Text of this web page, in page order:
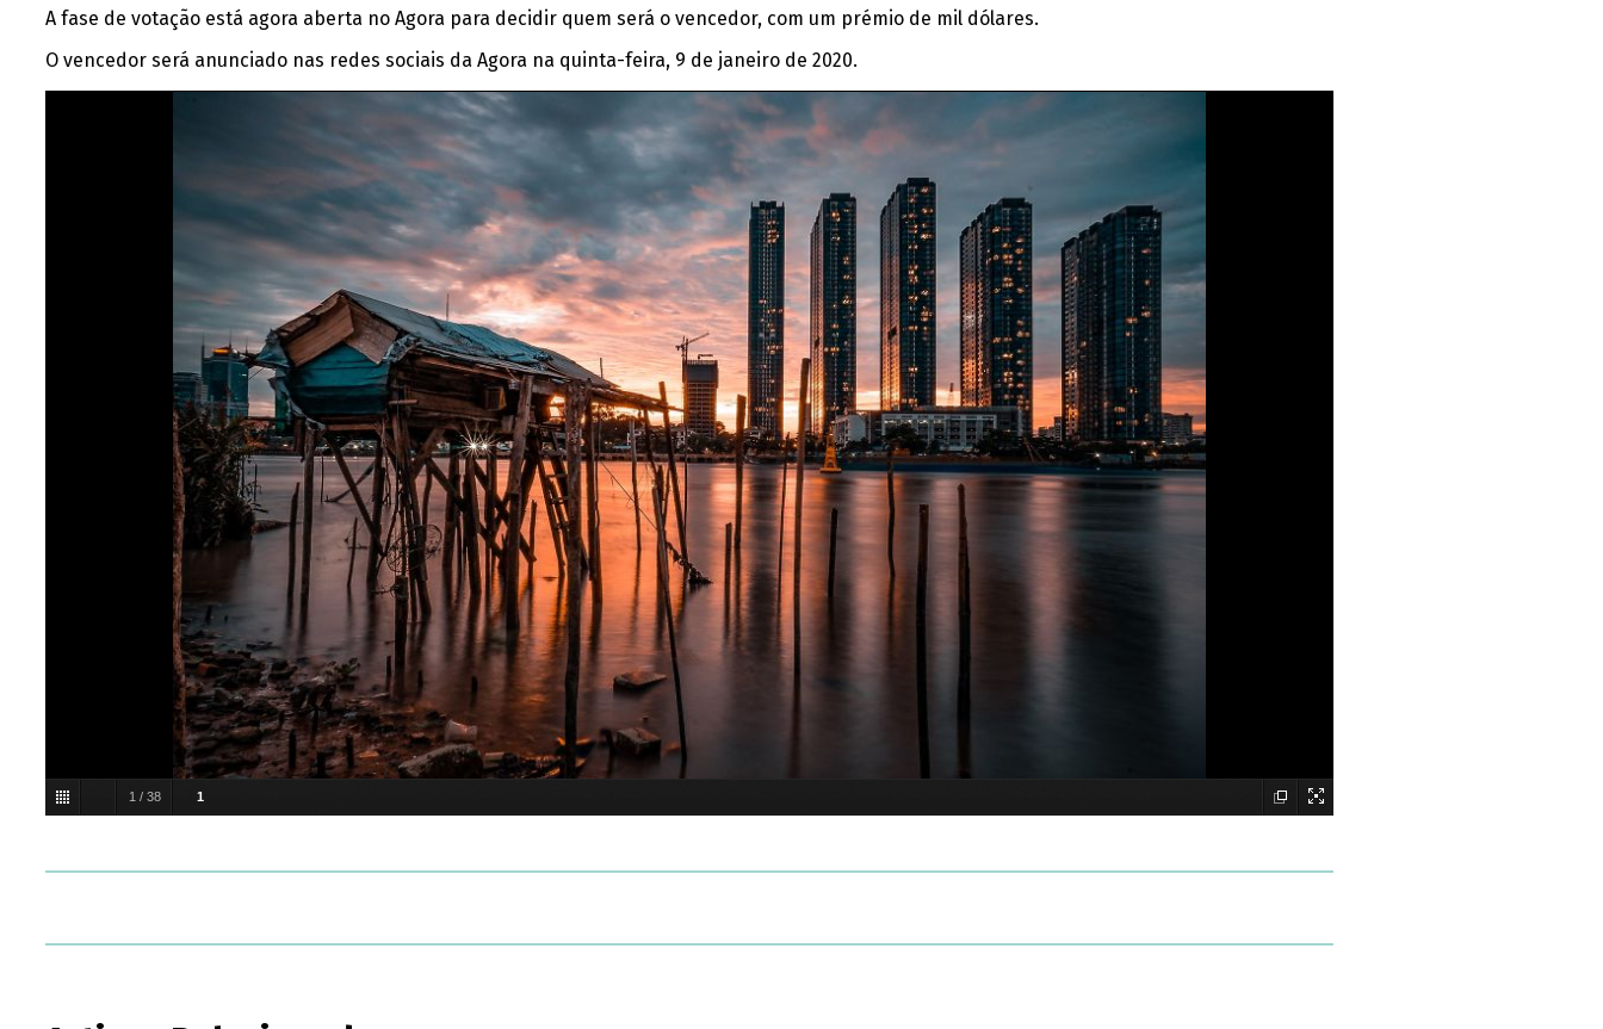
A fase de votação está agora aberta no Agora para decidir quem será o vencedor, com um prémio de mil dólares.
O vencedor será anunciado nas redes sociais da Agora na quinta-feira, 9 de janeiro de 2020.
1 / 38 1